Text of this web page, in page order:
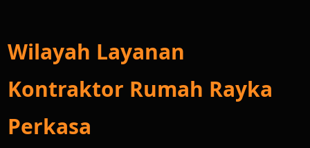
Wilayah Layanan
Kontraktor Rumah Rayka
Perkasa